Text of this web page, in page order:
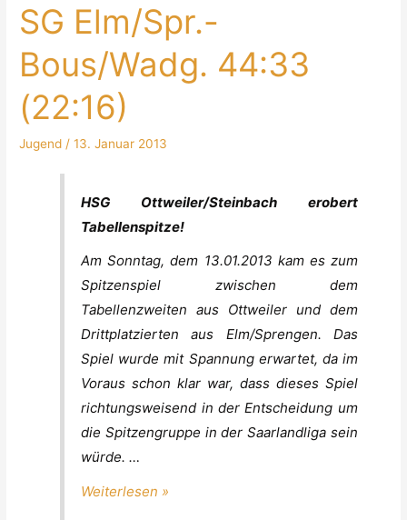
SG Elm/Spr.-
Bous/Wadg. 44:33
(22:16)
Jugend /13. Januar 2013
HSG Ottweiler/Steinbach erobert
Tabellenspitze!
Am Sonntag, dem 13.01.2013 kam es zum
Spitzenspiel zwischen dem
Tabellenzweiten aus Ottweiler und dem
Drittplatzierten aus Elm/Sprengen. Das
Spiel wurde mit Spannung erwartet, da im
Voraus schon klar war, dass dieses Spiel
richtungsweisend in der Entscheidung um
die Spitzengruppe in der Saarlandliga sein
würde. …
Jugend
männlich:
HSG
Ottweiler/Steinbach
–
SG
Elm/Spr.-
Bous/Wadg.
44:33
(22:16)
Weiterlesen »